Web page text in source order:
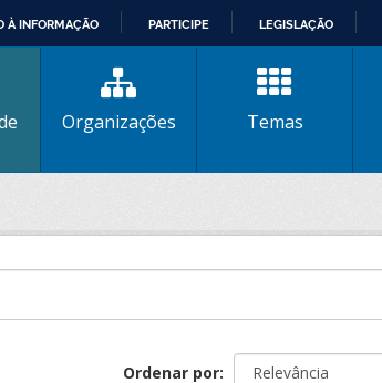
À INFORMAÇÃO PARTICIPE LEGISLAÇÃO
Organizações Temas
Ordenar por